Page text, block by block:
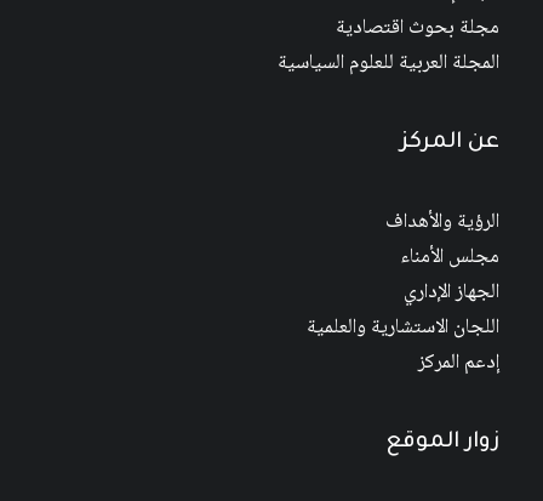
مجلة بحوث اقتصادية
المجلة العربية للعلوم السياسية
عن المركز
الرؤية والأهداف
مجلس الأمناء
الجهاز الإداري
اللجان الاستشارية والعلمية
إدعم المركز
زوار الموقع